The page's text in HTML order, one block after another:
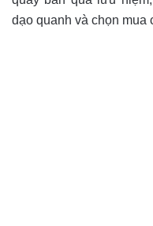
dạo quanh và chọn mua